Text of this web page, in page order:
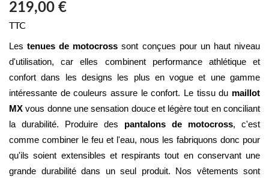
219,00 €
TTC
Les tenues de motocross sont conçues pour un haut niveau
d'utilisation, car elles combinent performance athlétique et
confort dans les designs les plus en vogue et une gamme
intéressante de couleurs assure le confort. Le tissu du maillot
MX vous donne une sensation douce et légère tout en conciliant
la durabilité. Produire des pantalons de motocross, c'est
comme combiner le feu et l'eau, nous les fabriquons donc pour
qu'ils soient extensibles et respirants tout en conservant une
grande durabilité dans un seul produit. Nos vêtements sont